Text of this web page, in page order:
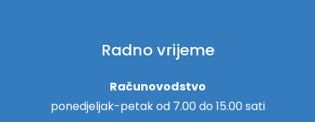
Radno vrijeme
Računovodstvo
ponedjeljak-petak od 7.00 do 15.00 sati